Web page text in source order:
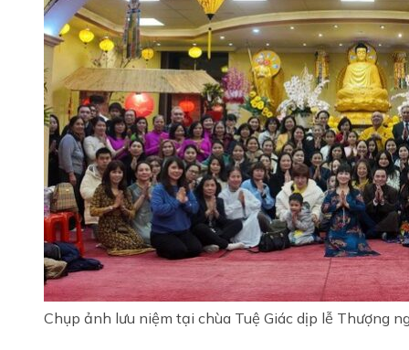
Chụp ảnh lưu niệm tại chùa Tuệ Giác dịp lễ Thượng